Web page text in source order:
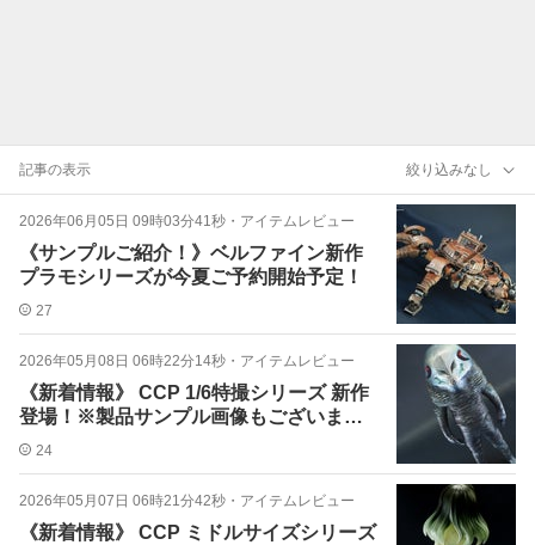
記事の表示 絞り込みなし
2026年06月05日 09時03分41秒 ・ アイテムレビュー
《サンプルご紹介！》ベルファイン新作
プラモシリーズが今夏ご予約開始予定！
27
2026年05月08日 06時22分14秒 ・ アイテムレビュー
《新着情報》 CCP 1/6特撮シリーズ 新作
登場！※製品サンプル画像もございま
す！
24
2026年05月07日 06時21分42秒 ・ アイテムレビュー
《新着情報》 CCP ミドルサイズシリーズ